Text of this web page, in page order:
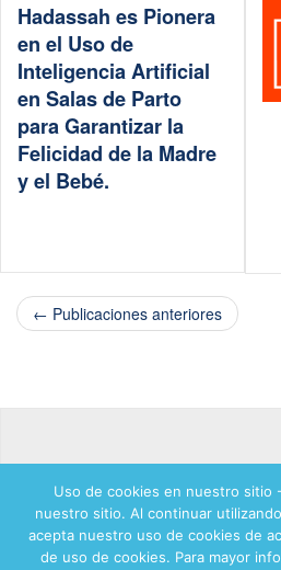
Hadassah es Pionera
en el Uso de
Inteligencia Artificial
en Salas de Parto
para Garantizar la
Felicidad de la Madre
y el Bebé.
← Publicaciones anteriores
Banca mifel 71250
Uso de cookies en nuestro sitio
nuestro sitio. Al continuar
acepta nuestro uso de cookies de
de uso de cookies. Para mayor